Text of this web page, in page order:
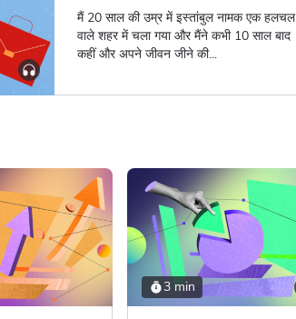
मैं 20 साल की उम्र में इस्तांबुल नामक एक हलचल
वाले शहर में चला गया और मैंने कभी 10 साल बाद
कहीं और अपने जीवन जीने की...
3 min